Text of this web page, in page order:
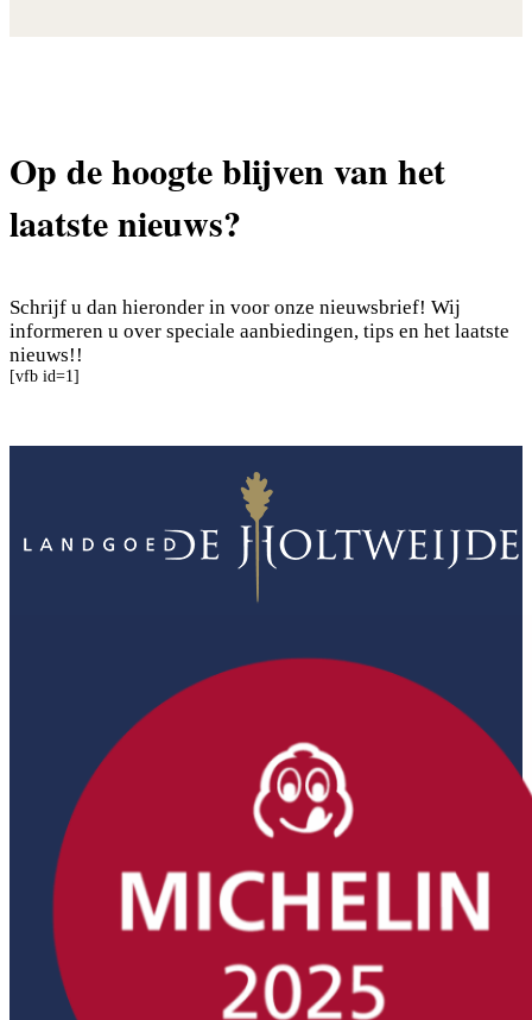
Op de hoogte blijven van het
laatste nieuws?
Schrijf u dan hieronder in voor onze nieuwsbrief! Wij
informeren u over speciale aanbiedingen, tips en het laatste
nieuws!!
[vfb id=1]